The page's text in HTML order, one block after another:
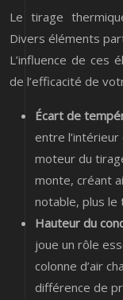
Le tirage
Divers éléments
L’influence de ces
de l’efficacité de
Écart de
entre
moteur du
monte, créant
notable, plus le
Hauteur du
joue un rôle
colonne d’air
différence de